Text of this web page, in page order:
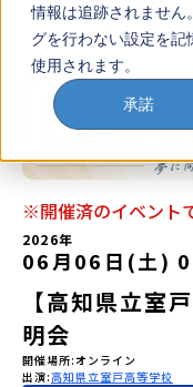
情報は追跡されません
グを行わない設定を
使用されます。
承諾
イベントを探す
おためし地域留
マガジン
奨学金につい
？ イベント参加方法
会員登録 MY
※開催済のイベント
2026年
06月06日(土)
【高知県立室
明会
開催場所 オンライン
出演 高知県立室戸高等学校